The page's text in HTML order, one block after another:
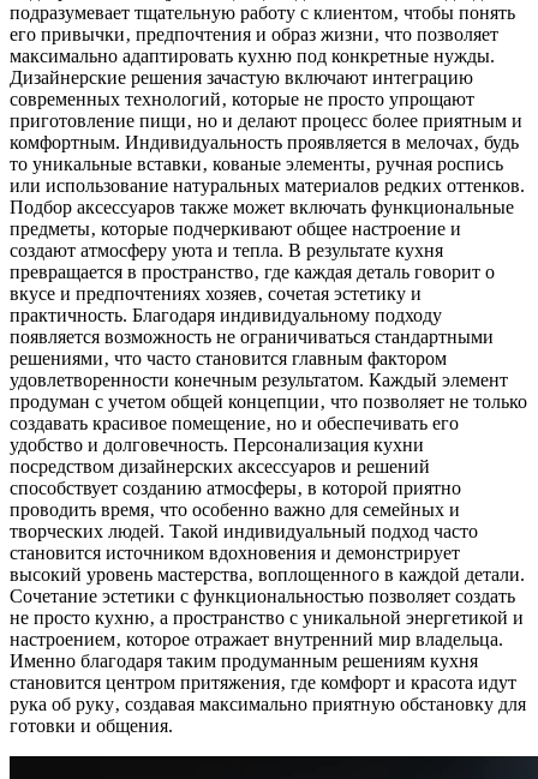
подразумевает тщательную работу с клиентом‚ чтобы понять
его привычки‚ предпочтения и образ жизни‚ что позволяет
максимально адаптировать кухню под конкретные нужды.
Дизайнерские решения зачастую включают интеграцию
современных технологий‚ которые не просто упрощают
приготовление пищи‚ но и делают процесс более приятным и
комфортным. Индивидуальность проявляется в мелочах‚ будь
то уникальные вставки‚ кованые элементы‚ ручная роспись
или использование натуральных материалов редких оттенков.
Подбор аксессуаров также может включать функциональные
предметы‚ которые подчеркивают общее настроение и
создают атмосферу уюта и тепла. В результате кухня
превращается в пространство‚ где каждая деталь говорит о
вкусе и предпочтениях хозяев‚ сочетая эстетику и
практичность. Благодаря индивидуальному подходу
появляется возможность не ограничиваться стандартными
решениями‚ что часто становится главным фактором
удовлетворенности конечным результатом. Каждый элемент
продуман с учетом общей концепции‚ что позволяет не только
создавать красивое помещение‚ но и обеспечивать его
удобство и долговечность. Персонализация кухни
посредством дизайнерских аксессуаров и решений
способствует созданию атмосферы‚ в которой приятно
проводить время‚ что особенно важно для семейных и
творческих людей. Такой индивидуальный подход часто
становится источником вдохновения и демонстрирует
высокий уровень мастерства‚ воплощенного в каждой детали.
Сочетание эстетики с функциональностью позволяет создать
не просто кухню‚ а пространство с уникальной энергетикой и
настроением‚ которое отражает внутренний мир владельца.
Именно благодаря таким продуманным решениям кухня
становится центром притяжения‚ где комфорт и красота идут
рука об руку‚ создавая максимально приятную обстановку для
готовки и общения.